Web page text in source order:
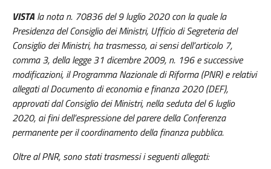
VISTA la nota n. 70836 del 9 luglio 2020 con la quale la
Presidenza del Consiglio dei Ministri, Ufficio di Segreteria del
Consiglio dei Ministri, ha trasmesso, ai sensi dell’articolo 7,
comma 3, della legge 31 dicembre 2009, n. 196 e successive
modificazioni, il Programma Nazionale di Riforma (PNR) e relativi
allegati al Documento di economia e finanza 2020 (DEF),
approvati dal Consiglio dei Ministri, nella seduta del 6 luglio
2020, ai fini dell’espressione del parere della Conferenza
permanente per il coordinamento della finanza pubblica.
Oltre al PNR, sono stati trasmessi i seguenti allegati: